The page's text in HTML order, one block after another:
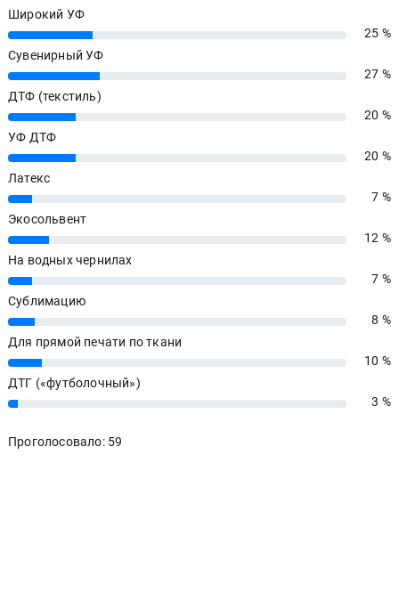
Широкий УФ
25%
25 %
Сувенирный УФ
27%
27 %
ДТФ (текстиль)
20%
20 %
УФ ДТФ
20%
20 %
Латекс
7%
7 %
Экосольвент
12%
12 %
На водных чернилах
7%
7 %
Сублимацию
8%
8 %
Для прямой печати по ткани
10%
10 %
ДТГ («футболочный»)
3% 3 %
Проголосовало: 59